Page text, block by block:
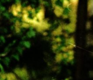
Instagram
X FacebookYouTube